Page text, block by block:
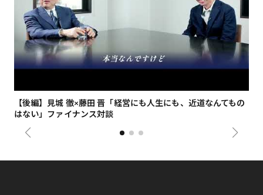
【後編】見城 徹×藤田 晋「経営にも人生にも、近道なんてもの
はない」ファイナンス対談